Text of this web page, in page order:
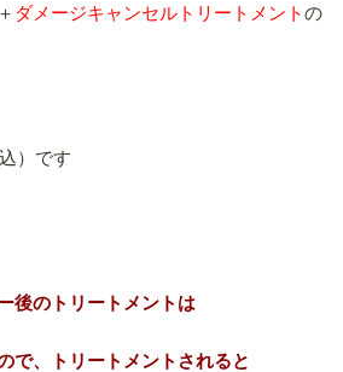
ダメージキャンセルトリートメントの
込）です
後のトリートメントは
で、トリートメントされると